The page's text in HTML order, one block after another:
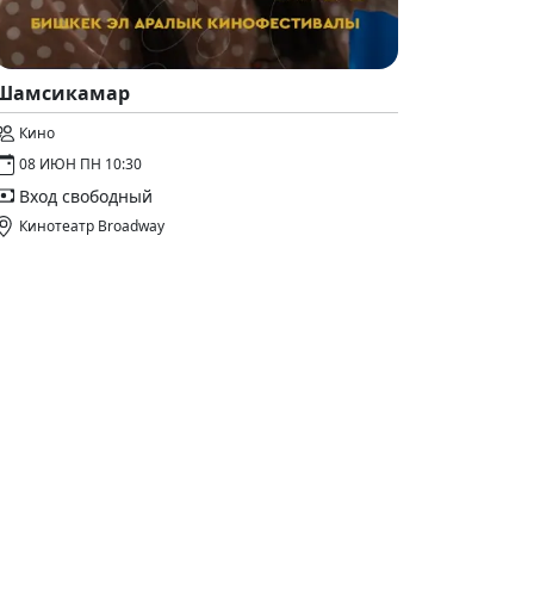
Кино
08 ИЮН ПН 10:30
Вход свободный
Кинотеатр Broadway